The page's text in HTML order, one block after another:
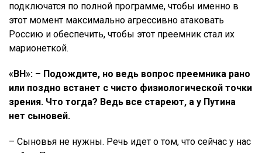
подключатся по полной программе, чтобы именно в
этот момент максимально агрессивно атаковать
Россию и обеспечить, чтобы этот преемник стал их
марионеткой.
«ВН»: – Подождите, но ведь вопрос преемника рано
или поздно встанет с чисто физиологической точки
зрения. Что тогда? Ведь все стареют, а у Путина
нет сыновей.
– Сыновья не нужны. Речь идет о том, что сейчас у нас